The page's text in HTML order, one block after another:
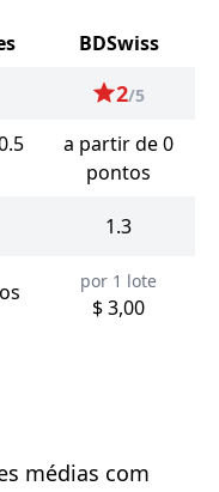
BDSwiss
2/5
a partir de 0
pontos
1.3
por 1 lote
$ 3,00
médias com